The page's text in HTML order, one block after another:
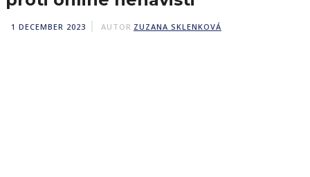
1 DECEMBER 2023 AUTOR ZUZANA SKLENKOVÁ